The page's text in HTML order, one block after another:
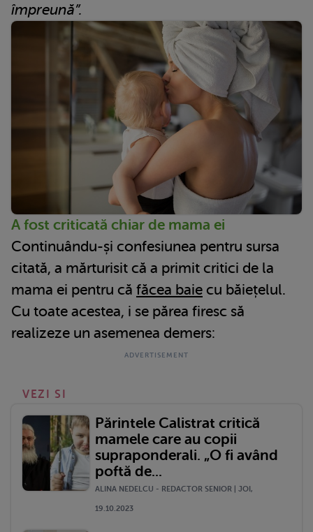
împreună”.
A fost criticată chiar de mama ei
Continuându-și confesiunea pentru sursa
citată, a mărturisit că a primit critici de la
mama ei pentru că făcea baie cu băiețelul.
Cu toate acestea, i se părea firesc să
realizeze un asemenea demers:
VEZI SI
Părintele Calistrat critică
mamele care au copii
supraponderali. „O fi având
poftă de...
ALINA NEDELCU - REDACTOR SENIOR | JOI,
19.10.2023